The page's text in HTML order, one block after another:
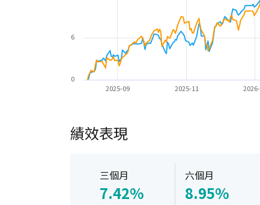
2025-09 2025-11
0
6
績效表現
三個月
7.42%
六個月
8.95%